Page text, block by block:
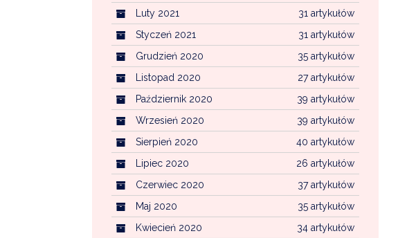
31 artykułów
Luty 2021
31 artykułów
Styczeń 2021
35 artykułów
Grudzień 2020
27 artykułów
Listopad 2020
39 artykułów
Październik 2020
39 artykułów
Wrzesień 2020
40 artykułów
Sierpień 2020
26 artykułów
Lipiec 2020
37 artykułów
Czerwiec 2020
35 artykułów
Maj 2020
34 artykułów
Kwiecień 2020